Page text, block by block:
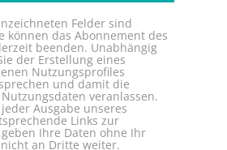
Felder sind
können das Abonnement des
beenden. Unabhängig
der Erstellung eines
Nutzungsprofiles
und damit die
veranlassen.
Ausgabe unseres
Links zur
Ihre Daten ohne Ihr
an Dritte weiter.